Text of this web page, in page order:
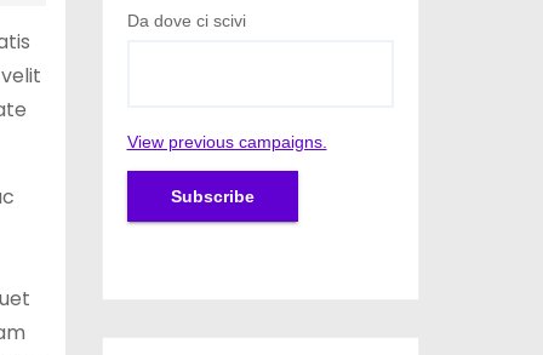
Da dove ci scivi
View previous campaigns.